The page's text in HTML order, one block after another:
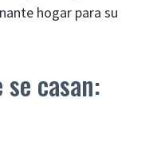
hogar para su
casan: